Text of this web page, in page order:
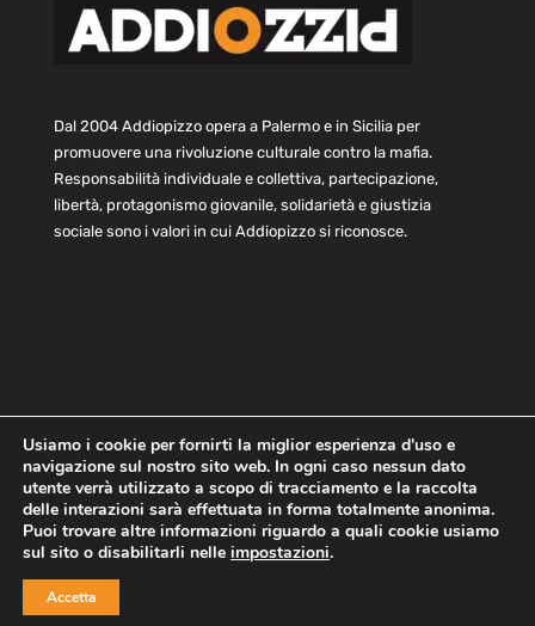
Dal 2004 Addiopizzo opera a Palermo e in Sicilia per
promuovere una rivoluzione culturale contro la mafia.
Responsabilità individuale e collettiva, partecipazione,
libertà, protagonismo giovanile, solidarietà e giustizia
sociale sono i valori in cui Addiopizzo si riconosce.
Home Statuto e bilancio
Contatti
Privacy
Cookie Child Protection Policy
Copyright © 2021 AddioPizzo | Tutti i diritti riservati | Sede
Usiamo i cookie per fornirti la miglior esperienza d'uso e
navigazione sul nostro sito web. In ogni caso nessun dato
utente verrà utilizzato a scopo di tracciamento e la raccolta
delle interazioni sarà effettuata in forma totalmente anonima.
Puoi trovare altre informazioni riguardo a quali cookie usiamo
sul sito o disabilitarli nelle impostazioni.
Accetta